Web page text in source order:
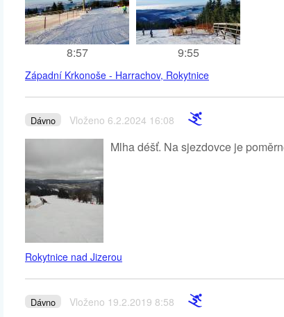
8:57 9:55
Západní Krkonoše - Harrachov, Rokytnice
Dávno Vloženo 6.2.2024 16:08
Mlha déšť. Na sjezdovce je
Rokytnice nad Jizerou
Dávno Vloženo 19.2.2019 8:58